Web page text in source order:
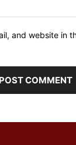
and website in